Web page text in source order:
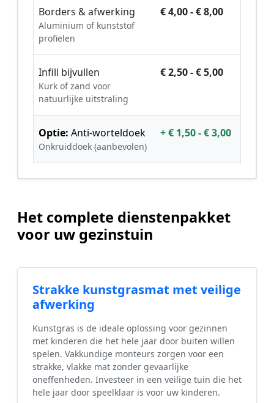
Borders & afwerking
Aluminium of kunststof
profielen
€ 4,00 - € 8,00
Infill bijvullen
Kurk of zand voor
natuurlijke uitstraling
€ 2,50 - € 5,00
Optie: Anti-worteldoek
Onkruiddoek (aanbevolen)
+ € 1,50 - € 3,00
Het complete dienstenpakket
voor uw gezinstuin
Strakke kunstgrasmat met veilige
afwerking
Kunstgras is de ideale oplossing voor gezinnen
met kinderen die het hele jaar door buiten willen
spelen. Vakkundige monteurs zorgen voor een
strakke, vlakke mat zonder gevaarlijke
oneffenheden. Investeer in een veilige tuin die het
hele jaar door speelklaar is voor uw kinderen.